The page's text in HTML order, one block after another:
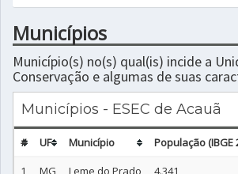
Municípios
Município(s) no(s) qual(is) incide a
Conservação e algumas de suas
Municípios - ESEC de Acauã
# UF Município População (IBGE
1
MG Leme do Prado 4.341